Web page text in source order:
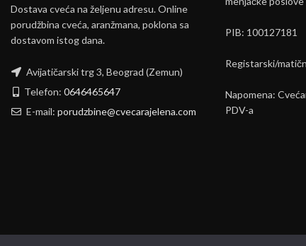
Dostava cveća na željenu adresu. Online
porudžbina cveća, aranžmana, poklona sa
dostavom istog dana.
Avijatičarski trg 3, Beograd (Zemun)
Telefon: 0646465647
E-mail: porudzbine@cvecarajelena.com
PIB: 100127181
Registarski/
Napomena:
PDV-a